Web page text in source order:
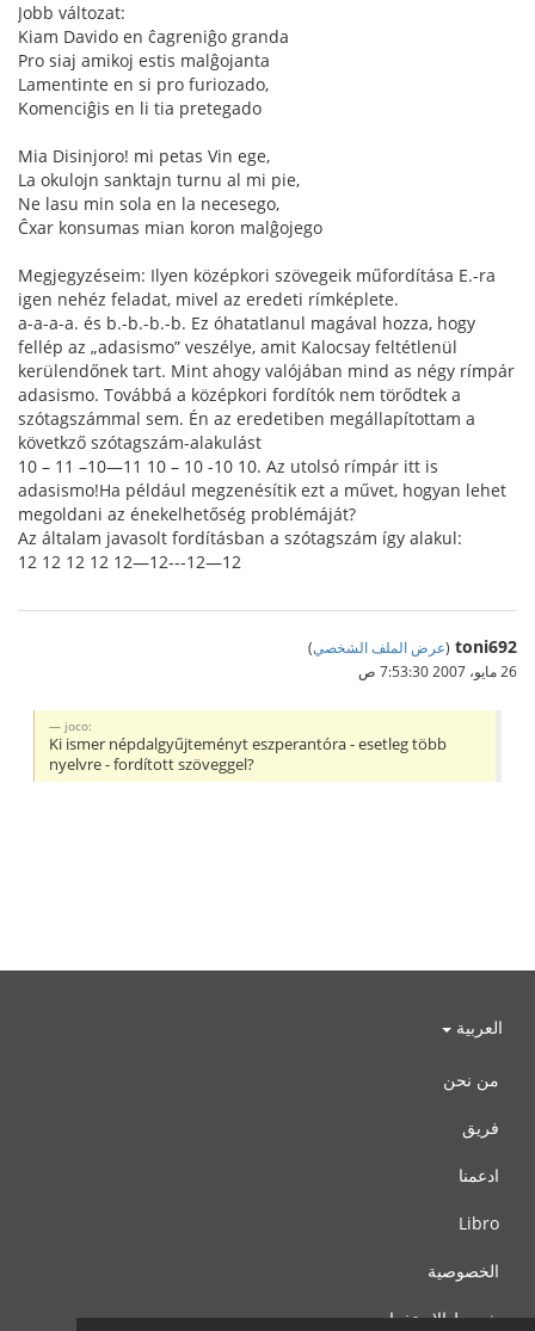
Jobb változat:
Kiam Davido en ĉagreniĝo granda
Pro siaj amikoj estis malĝojanta
Lamentinte en si pro furiozado,
Komenciĝis en li tia pretegado
Mia Disinjoro! mi petas Vin ege,
La okulojn sanktajn turnu al mi pie,
Ne lasu min sola en la necesego,
Ĉxar konsumas mian koron malĝojego
Megjegyzéseim: Ilyen középkori szövegeik műfordítása E.-ra
igen nehéz feladat, mivel az eredeti rímképlete.
a-a-a-a. és b.-b.-b.-b. Ez óhatatlanul magával hozza, hogy
fellép az „adasismo” veszélye, amit Kalocsay feltétlenül
kerülendőnek tart. Mint ahogy valójában mind as négy rímpár
adasismo. Továbbá a középkori fordítók nem törődtek a
szótagszámmal sem. Én az eredetiben megállapítottam a
követkző szótagszám-alakulást
10 – 11 –10—11 10 – 10 -10 10. Az utolsó rímpár itt is
adasismo!Ha például megzenésítik ezt a művet, hogyan lehet
megoldani az énekelhetőség problémáját?
Az általam javasolt fordításban a szótagszám így alakul:
12 12 12 12 12—12---12—12
toni692
(عرض الملف الشخصي)
26 مايو، 2007 7:53:30 ص
joco:
Ki ismer népdalgyűjteményt eszperantóra - esetleg több
nyelvre - fordított szöveggel?
العربية
من نحن
فريق
ادعمنا
Libro
الخصوصية
شروط الإستخدام